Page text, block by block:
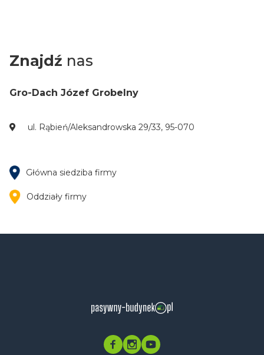
Znajdź nas
Gro-Dach Józef Grobelny
ul. Rąbień/Aleksandrowska 29/33, 95-070
Główna siedziba firmy
Oddziały firmy